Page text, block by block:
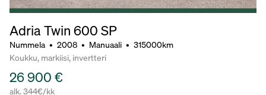
Adria Twin 600 SP
Nummela • 2008 • Manuaali • 315000km
Koukku, markiisi, invertteri
26 900 €
alk. 344€/kk